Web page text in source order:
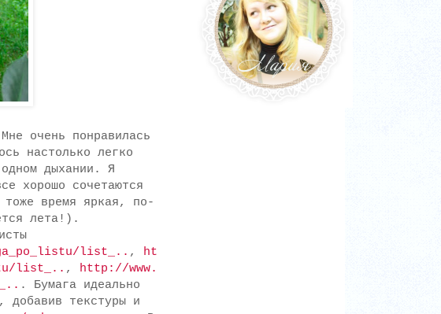
очень понравилась
настолько легко
дыхании. Я
хорошо сочетаются
тоже время яркая, по-
лета!).
list_.. , ht
list_.. , http://www.
. Бумага идеально
добавив текстуры и